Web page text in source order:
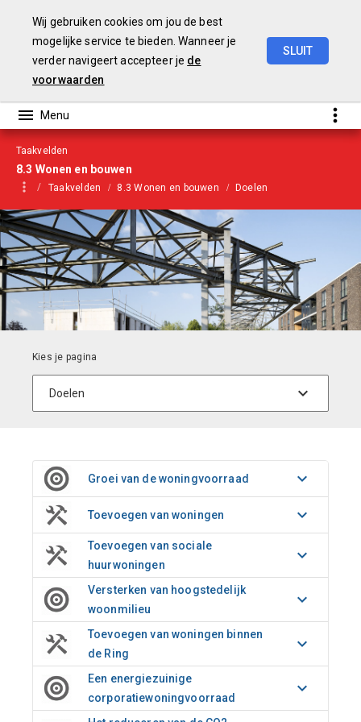
Taakvelden
8.3 Wonen en bouwen
Taakvelden 8.3 Wonen en bouwen Doelen
Groei van de woningvoorraad
Toevoegen van woningen
Toevoegen van sociale
huurwoningen
Versterken van hoogstedelijk
woonmilieu
Toevoegen van woningen binnen
de Ring
Een energiezuinige
corporatiewoningvoorraad
Wij gebruiken cookies om jou de best
mogelijke service te bieden. Wanneer je
verder navigeert accepteer je de
voorwaarden
SLUIT